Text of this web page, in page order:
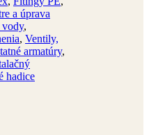
a úprava
vody,
, Ventily,
armatúry,
hadice